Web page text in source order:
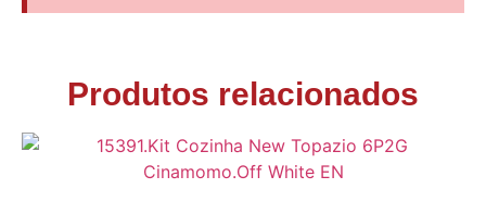
Produtos relacionados